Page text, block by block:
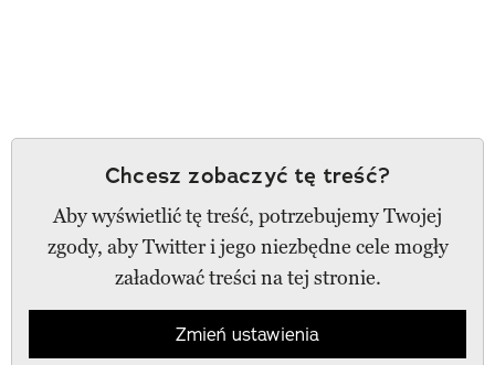
Chcesz zobaczyć tę treść?
Aby wyświetlić tę treść, potrzebujemy Twojej
zgody, aby Twitter i jego niezbędne cele mogły
załadować treści na tej stronie.
Zmień ustawienia